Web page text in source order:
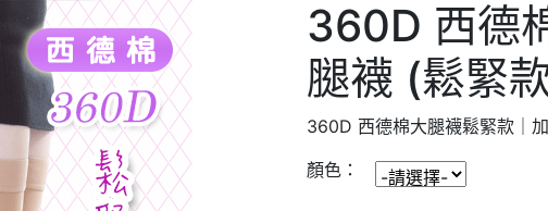
360D 西德
腿襪 (鬆緊
360D 西德棉大腿襪鬆緊款｜
顏色：